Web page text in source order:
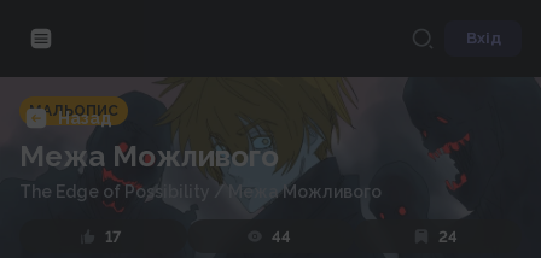
Вхід
Назад
МАЛЬОПИС
Межа Можливого
The Edge of Possibility / Межа Можливого
17 44 24